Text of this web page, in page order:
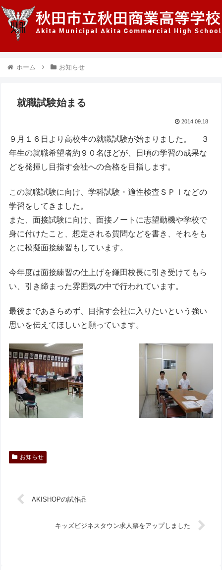
ホーム お知らせ
就職試験始まる
2014.09.18
９月１６日より高校生の就職試験が始まりました。 ３
年生の就職希望者約９０名ほどが、日頃の学習の成果な
どを発揮し目指す会社への合格を目指します。
この就職試験に向け、学科試験・適性検査ＳＰＩなどの
学習をしてきました。
また、面接試験に向け、面接ノートに志望動機や学校で
身に付けたこと、想定される質問などを書き、それをも
とに模擬面接練習もしています。
今年度は面接練習の仕上げを鎌田校長に引き受けてもら
い、引き締まった雰囲気の中で行われています。
最後まであきらめず、目指す会社に入りたいという強い
思いを伝えてほしいと願っています。
お知らせ
AKISHOPの試作品
キッズビジネスタウン求人票をアップしました